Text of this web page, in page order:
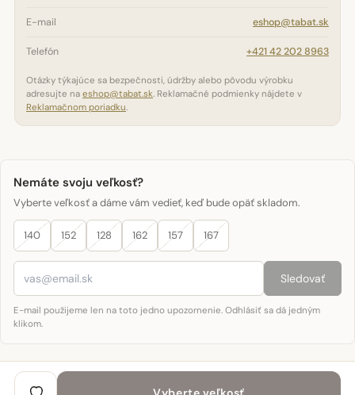
E-mail eshop@tabat.sk
Telefón +421 42 202 8963
Otázky týkajúce sa bezpečnosti, údržby alebo pôvodu výrobku
adresujte na eshop@tabat.sk. Reklamačné podmienky nájdete v
Reklamačnom poriadku.
Nemáte svoju veľkosť?
Vyberte veľkosť a dáme vám vedieť, keď bude opäť skladom.
140 152 128 162 157 167
Sledovať
E-mail použijeme len na toto jedno upozornenie. Odhlásiť sa dá jedným
klikom.